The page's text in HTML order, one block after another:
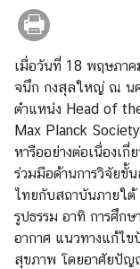
ต่
เ
ร
า
/
วั
น
ห
ยุ
ด
เมื่อวันที่ 18 พฤษภา
จนึก กงสุลใหญ่ ณ นค
ตำแหน่ง Head of
Max Planck
หารืออย่างต่อเนื่องเกี่
ร่วมมือด้านการวิจัยขั้
ไทยกับสถาบันภายใต้
รูปธรรม อาทิ การศึก
อากาศ แนวทางแก้ไ
สุขภาพ โดยอาศัยปัญ